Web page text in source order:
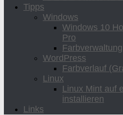
Tipps
Windows
Windows 10
Pro
WordPress
Farbverlauf
Linux
Linux Mint auf
installieren
Links